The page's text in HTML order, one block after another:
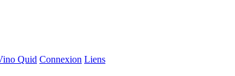
Quid Connexion Liens